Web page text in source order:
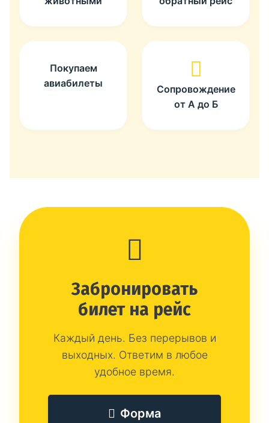
Покупаем
авиабилеты
Сопровождение
от А до Б
Забронировать
билет на рейс
Каждый день. Без перерывов и
выходных. Ответим в любое
удобное время.
Форма